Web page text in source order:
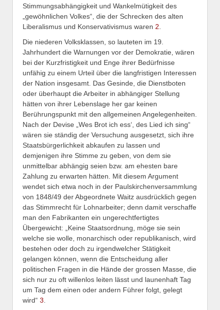
Stimmungsabhängigkeit und Wankelmütigkeit des
„gewöhnlichen Volkes“, die der Schrecken des alten
Liberalismus und Konservativismus waren 2
Die niederen Volksklassen, so lauteten im 19.
Jahrhundert die Warnungen vor der Demokratie, wären
bei der Kurzfristigkeit und Enge ihrer Bedürfnisse
unfähig zu einem Urteil über die langfristigen Interessen
der Nation insgesamt. Das Gesinde, die Dienstboten
oder überhaupt die Arbeiter in abhängiger Stellung
hätten von ihrer Lebenslage her gar keinen
Berührungspunkt mit den allgemeinen Angelegenheiten.
Nach der Devise „Wes Brot ich ess‘, des Lied ich sing“
wären sie ständig der Versuchung ausgesetzt, sich ihre
Staatsbürgerlichkeit abkaufen zu lassen und
demjenigen ihre Stimme zu geben, von dem sie
unmittelbar abhängig seien bzw. am ehesten bare
Zahlung zu erwarten hätten. Mit diesem Argument
wendet sich etwa noch in der Paulskirchenversammlung
von 1848/49 der Abgeordnete Waitz ausdrücklich gegen
das Stimmrecht für Lohnarbeiter; denn damit verschaffe
man den Fabrikanten ein ungerechtfertigtes
Übergewicht: „Keine Staatsordnung, möge sie sein
welche sie wolle, monarchisch oder republikanisch, wird
bestehen oder doch zu irgendwelcher Stätigkeit
gelangen können, wenn die Entscheidung aller
politischen Fragen in die Hände der grossen Masse, die
sich nur zu oft willenlos leiten lässt und launenhaft Tag
um Tag dem einen oder andern Führer folgt, gelegt
wird“ 3